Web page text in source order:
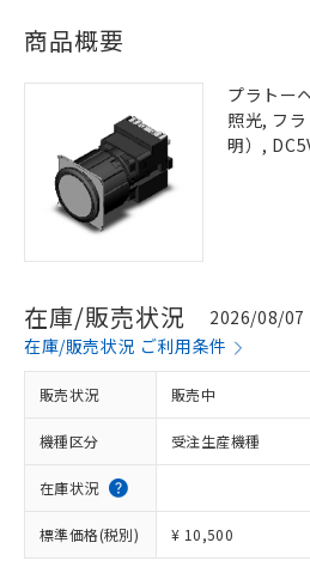
商品概要
プラトー
照光, フ
明）,
在庫/販売状況
2026/08/07
在庫/販売状況 ご利用条件
販売状況 販売中
機種区分 受注生産機種
在庫状況
標準価格(税別) ¥ 10,500